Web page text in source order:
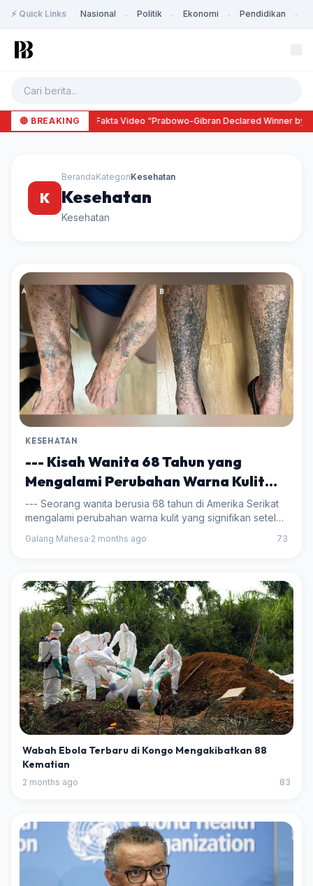
⚡ Quick Links Nasional - Politik - Ekonomi - Pendidikan -
🔴 BREAKINGCek Fakta Video “Prabowo-Gibran Declared Winner by
K
BerandaKategoriKesehatan
Kesehatan
Kesehatan
KESEHATAN
--- Kisah Wanita 68 Tahun yang
Mengalami Perubahan Warna Kulit
Setelah Mengonsumsi Antibiotik ---
--- Seorang wanita berusia 68 tahun di Amerika Serikat
mengalami perubahan warna kulit yang signifikan setelah
Kondisi ini dikenal sebagai hiperpi...
Galang Mahesa·2 months ago 73
Wabah Ebola Terbaru di Kongo Mengakibatkan 88
Kematian
2 months ago 83